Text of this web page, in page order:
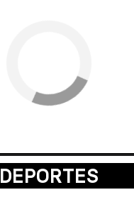
DEPORTES